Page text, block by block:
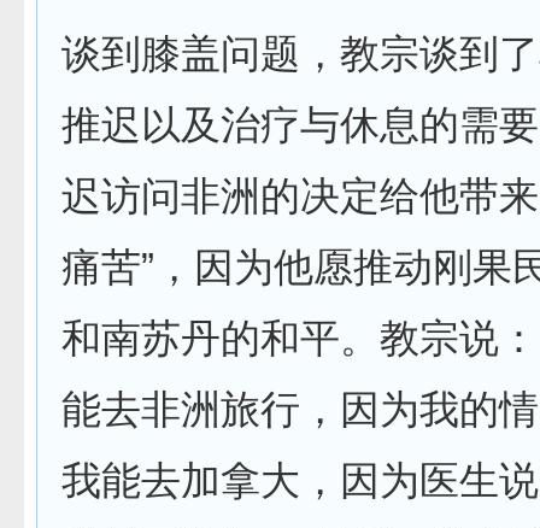
谈到膝盖问题，教宗谈到
推迟以及治疗与休息的需
迟访问非洲的决定给他带
痛苦”，因为他愿推动刚果
和南苏丹的和平。教宗说
能去非洲旅行，因为我的
我能去加拿大，因为医生